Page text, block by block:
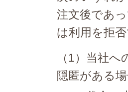
注文後であ
は利用を拒
（1）当社
隠匿がある